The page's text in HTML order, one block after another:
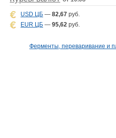
USD ЦБ — 82,67 руб.
EUR ЦБ — 95,62 руб.
Ферменты, переваривание и